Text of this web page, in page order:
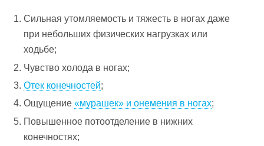
Сильная утомляемость и тяжесть в ногах даже
при небольших физических нагрузках или
ходьбе;
Чувство холода в ногах;
Отек конечностей;
Ощущение«мурашек» и онемения в ногах;
Повышенное потоотделение в нижних
конечностях;